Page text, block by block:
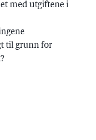
med utgiftene i
til grunn for